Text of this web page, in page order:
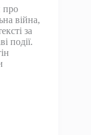
про
війна,
за
події.